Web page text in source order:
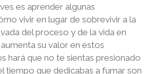
es aprender algunas
vivir en lugar de sobrevivir a la
del proceso y de la vida en
su valor en estos
hará que no te sientas presionado
tiempo que dedicabas a fumar son